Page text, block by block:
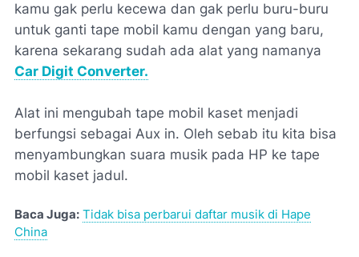
kamu gak perlu kecewa dan gak perlu buru-buru
untuk ganti tape mobil kamu dengan yang baru,
karena sekarang sudah ada alat yang namanya
Car Digit Converter.
Alat ini mengubah tape mobil kaset menjadi
berfungsi sebagai Aux in. Oleh sebab itu kita bisa
menyambungkan suara musik pada HP ke tape
mobil kaset jadul.
Baca Juga: Tidak bisa perbarui daftar musik di Hape
China